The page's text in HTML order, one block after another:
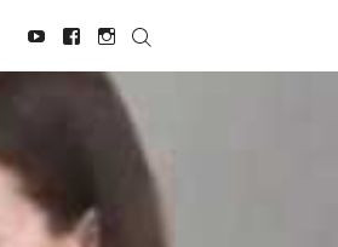
YoutubeFacebookInstagram